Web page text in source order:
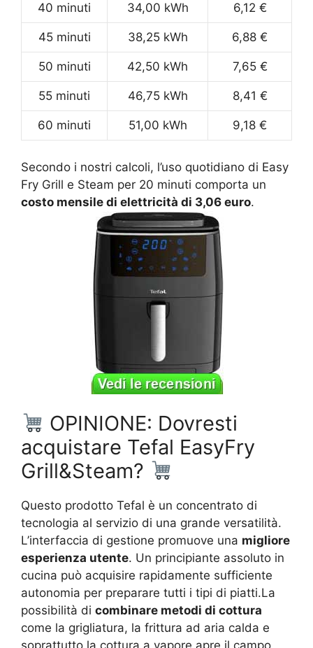
40 minuti 34,00 kWh 6,12 €
45 minuti 38,25 kWh 6,88 €
50 minuti 42,50 kWh 7,65 €
55 minuti 46,75 kWh 8,41 €
60 minuti 51,00 kWh 9,18 €
Secondo i nostri calcoli, l’uso quotidiano di Easy
Fry Grill e Steam per 20 minuti comporta un
costo mensile di elettricità di 3,06 euro.
OPINIONE: Dovresti
acquistare Tefal EasyFry
Grill&Steam?
Questo prodotto Tefal è un concentrato di
tecnologia al servizio di una grande versatilità.
L’interfaccia di gestione promuove una migliore
esperienza utente. Un principiante assoluto in
cucina può acquisire rapidamente sufficiente
autonomia per preparare tutti i tipi di piatti.La
possibilità di combinare metodi di cottura
come la grigliatura, la frittura ad aria calda e